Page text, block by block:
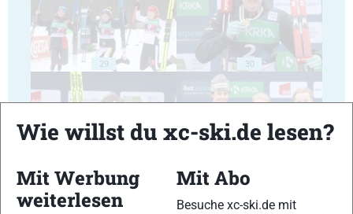
29 30
31 32
Wie willst du xc-ski.de lesen?
Mit Werbung
weiterlesen
Mit Abo
Besuche xc-ski.de mit